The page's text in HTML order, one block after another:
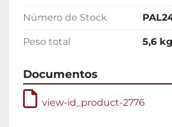
Número de Stock
Peso total 5,6 kg
Documentos
view-id_product-2776